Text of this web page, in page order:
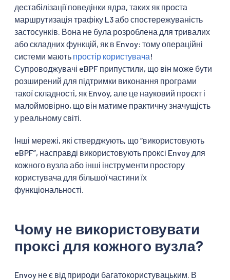
дестабілізації поведінки ядра, таких як проста
маршрутизація трафіку L3 або спостережуваність
застосунків. Вона не була розроблена для тривалих
або складних функцій, як в Envoy: тому операційні
системи мають простір користувача!
Супроводжувачі eBPF припустили, що він може бути
розширений для підтримки виконання програми
такої складності, як Envoy, але це науковий проєкт і
малоймовірно, що він матиме практичну значущість
у реальному світі.
Інші мережі, які стверджують, що “використовують
eBPF”, насправді використовують проксі Envoy для
кожного вузла або інші інструменти простору
користувача для більшої частини їх
функціональності.
Чому не використовувати
проксі для кожного вузла?
Envoy не є від природи багатокористувацьким. В